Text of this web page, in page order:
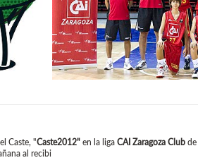
Caste, "Caste2012"en la liga CAI Zaragoza Clubde
al recibi